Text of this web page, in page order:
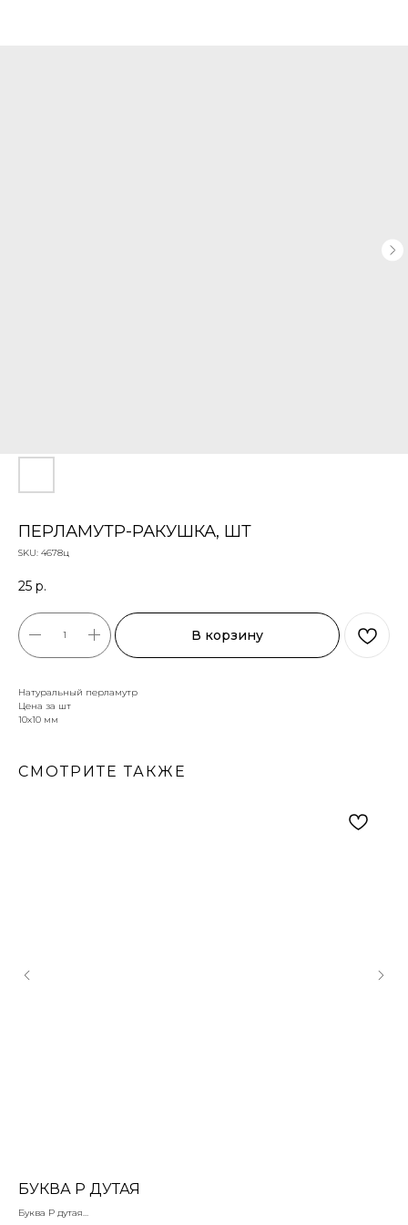
ПЕРЛАМУТР-РАКУШКА, ШТ
SKU: 4678ц
25 р.
В корзину
Натуральный перламутр
Цена за шт
10х10 мм
СМОТРИТЕ ТАКЖЕ
БУКВА Р ДУТАЯ
Буква P дутая